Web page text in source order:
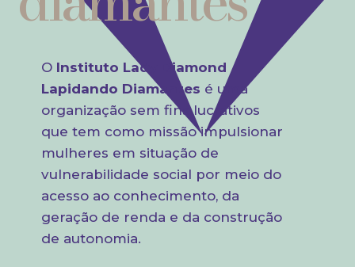
O Instituto Lady Diamond
Lapidando Diamantes é uma
organização sem fins lucrativos
que tem como missão impulsionar
mulheres em situação de
vulnerabilidade social por meio do
acesso ao conhecimento, da
geração de renda e da construção
de autonomia.